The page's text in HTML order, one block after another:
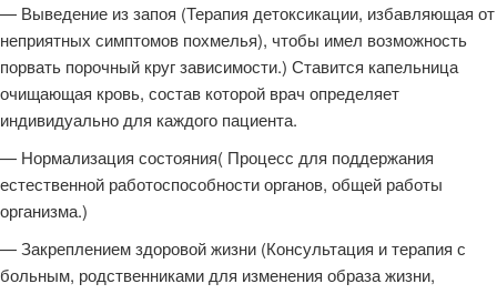
— Выведение из запоя (Терапия детоксикации, избавляющая от
неприятных симптомов похмелья), чтобы имел возможность
порвать порочный круг зависимости.) Ставится капельница
очищающая кровь, состав которой врач определяет
индивидуально для каждого пациента.
— Нормализация состояния( Процесс для поддержания
естественной работоспособности органов, общей работы
организма.)
— Закреплением здоровой жизни (Консультация и терапия с
больным, родственниками для изменения образа жизни,